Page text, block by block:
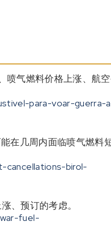
喷气燃料价格上涨、航
para-voar-
在几周内面临喷气燃料
birol-
、预订的考虑。
fuel-